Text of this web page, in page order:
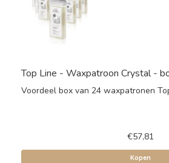
Top Line - Waxpatroon Crystal -
Voordeel box van 24 waxpatronen
€57,81
Kopen